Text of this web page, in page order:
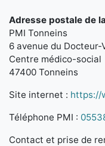
Adresse postale de
PMI Tonneins
6 avenue du Docteur-
Centre médico-social
47400 Tonneins
Site internet : https://
Téléphone PMI :
Contact et prise de